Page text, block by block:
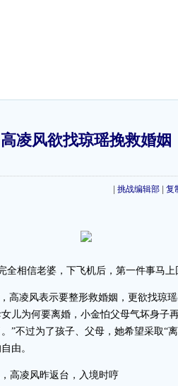
高凌风欲找琼瑶挽救婚姻
挑战编辑部 复
全相信老婆，下飞机后，第一件事马上
凌风表示要整形救婚姻，更欲找琼瑶
儿为何要离婚，小金怕父母气坏身子
”不过为了孩子、父母，她希望采取“
由。
凌风昨返台，入境时哼